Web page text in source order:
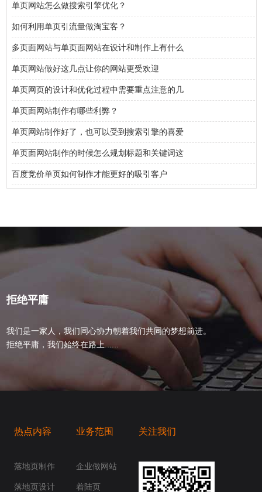
单页网站怎么做搜索引擎优化？
如何利用单页引流量做淘宝客？
多页面网站与单页面网站在设计和制作上有什么
单页网站做好这几点让你的网站更受欢迎
单页网页的设计和优化过程中需要重点注意的几
单页面网站制作有哪些利弊？
单页网站制作好了，也可以受到搜索引擎的喜爱
单页面网站制作的时候怎么规划标题和关键词这
百度竞价单页如何制作才能更好的吸引客户
拒绝平庸
我们是一家人，我们同心协力朝着我们共同的梦想前进。
拒绝平庸，我们始终在路上......
热点内容
落地页制作
落地页设计
业务范围
企业做网站
着陆页
关注我们